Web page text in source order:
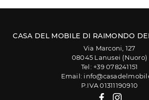
CASA DEL MOBILE DI RAIMONDO
Via Marconi, 127
08045 Lanusei (Nuoro)
Tel: +39 078241151
Email:
P.IVA 01311190910